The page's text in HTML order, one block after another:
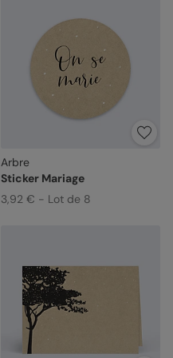
Arbre
Sticker Mariage
3,92 € - Lot de 8